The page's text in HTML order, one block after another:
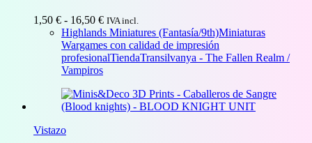
1,50 € - 16,50 €Rango
de
precios:
desde
16,50 €
IVA incl.
Highlands Miniatures (Fantasía/9th)Miniaturas
Wargames con calidad de impresión
profesionalTiendaTransilvanya - The Fallen Realm /
Vampiros
Vistazo